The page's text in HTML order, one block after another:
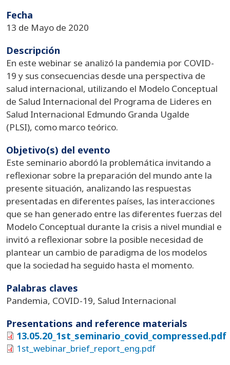
Fecha
13 de Mayo de 2020
Descripción
En este webinar se analizó la pandemia por COVID-
19 y sus consecuencias desde una perspectiva de
salud internacional, utilizando el Modelo Conceptual
de Salud Internacional del Programa de Lideres en
Salud Internacional Edmundo Granda Ugalde
(PLSI), como marco teórico.
Objetivo(s) del evento
Este seminario abordó la problemática invitando a
reflexionar sobre la preparación del mundo ante la
presente situación, analizando las respuestas
presentadas en diferentes países, las interacciones
que se han generado entre las diferentes fuerzas del
Modelo Conceptual durante la crisis a nivel mundial e
invitó a reflexionar sobre la posible necesidad de
plantear un cambio de paradigma de los modelos
que la sociedad ha seguido hasta el momento.
Palabras claves
Pandemia, COVID-19, Salud Internacional
Presentations and reference materials
13.05.20_1st_seminario_covid_compressed.pdf
1st_webinar_brief_report_eng.pdf